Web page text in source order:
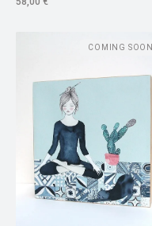
COMING SOON